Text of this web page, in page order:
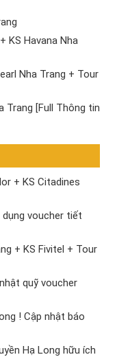
KS Havana Nha
Nha Trang + Tour
Trang [Full Thông tin
+ KS Citadines
dụng voucher tiết
+ KS Fivitel + Tour
quỹ voucher
! Cập nhật báo
Hạ Long hữu ích